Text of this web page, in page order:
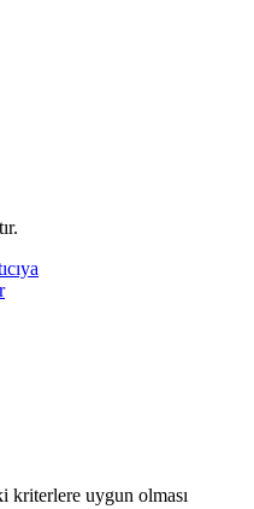
kriterlere uygun olması